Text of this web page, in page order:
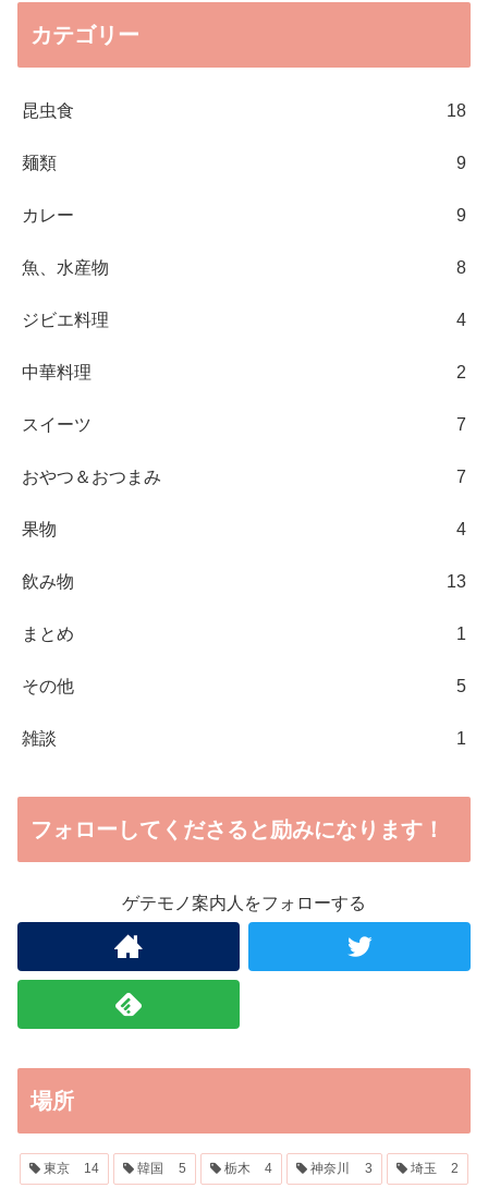
カテゴリー
昆虫食 18
麺類 9
カレー 9
魚、水産物 8
ジビエ料理 4
中華料理 2
スイーツ 7
おやつ＆おつまみ 7
果物 4
飲み物 13
まとめ 1
その他 5
雑談 1
フォローしてくださると励みになります！
ゲテモノ案内人をフォローする
場所
東京 14 韓国 5 栃木 4 神奈川 3 埼玉 2